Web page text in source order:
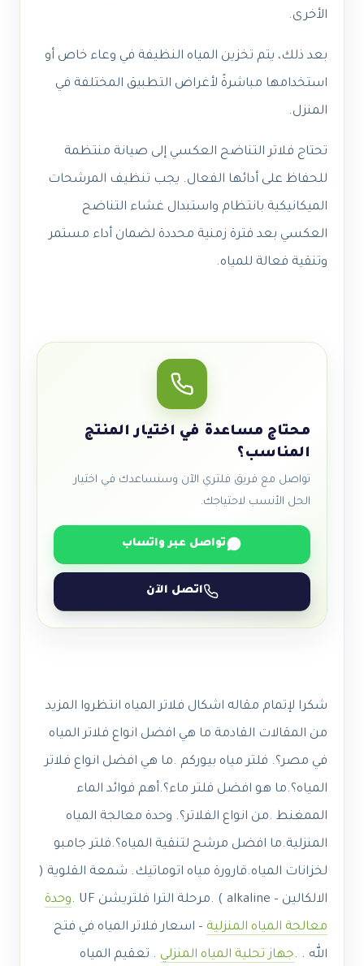
الأخرى.
بعد ذلك، يتم تخزين المياه النظيفة في وعاء خاص أو
استخدامها مباشرةً لأغراض التطبيق المختلفة في
المنزل.
تحتاج فلاتر التناضح العكسي إلى صيانة منتظمة
للحفاظ على أدائها الفعال. يجب تنظيف المرشحات
الميكانيكية بانتظام واستبدال غشاء التناضح
العكسي بعد فترة زمنية محددة لضمان أداء مستمر
وتنقية فعالة للمياه.
محتاج مساعدة في اختيار المنتج
المناسب؟
تواصل مع فريق فلتري الآن وسنساعدك في اختيار
الحل الأنسب لاحتياجك.
تواصل عبر واتساب
اتصل الآن
شكرا لإتمام مقاله اشكال فلاتر المياه انتظروا المزيد
من المقالات القادمة ما هي افضل انواع فلاتر المياه
في مصر؟. فلتر مياه بيوركم .ما هي افضل انواع فلاتر
المياه؟.ما هو افضل فلتر ماء؟.أهم فوائد الماء
الممغنط .من انواع الفلاتر؟. وحدة معالجة المياه
المنزلية.ما افضل مرشح لتنقية المياه؟.فلتر جامبو
لخزانات المياه.قارورة مياه اتوماتيك. شمعة القلوية (
الالكالين – alkaline ) .مرحلة الترا فلتريشن UF .
وحدة
معالجة المياه المنزلية – اسعار فلاتر المياه في فتح
الله . .جهاز تحلية المياه المنزلي . تعقيم المياه